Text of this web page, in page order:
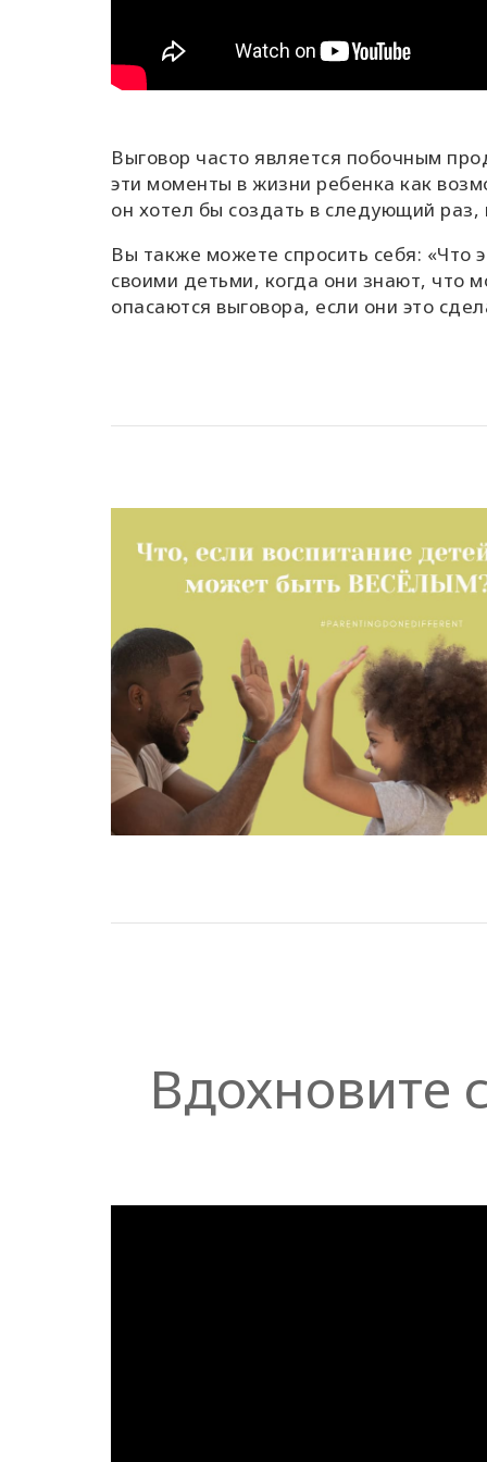
Выговор часто является побочным
эти моменты в жизни ребенка как
он хотел бы создать в следующий раз,
Вы также можете спросить себя: «Что
своими детьми, когда они знают, что
опасаются выговора, если они это
Вдохновите